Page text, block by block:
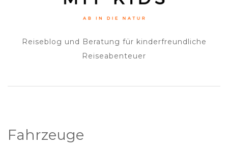
Reiseblog und Beratung für kinderfreundliche
Reiseabenteuer
Fahrzeuge